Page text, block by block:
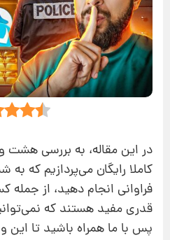
در این مقاله، به بررسی
کاملا رایگان می‌پردازیم که
فراوانی انجام دهید، از جمله
قدری مفید هستند که
پس با ما همراه باشید تا